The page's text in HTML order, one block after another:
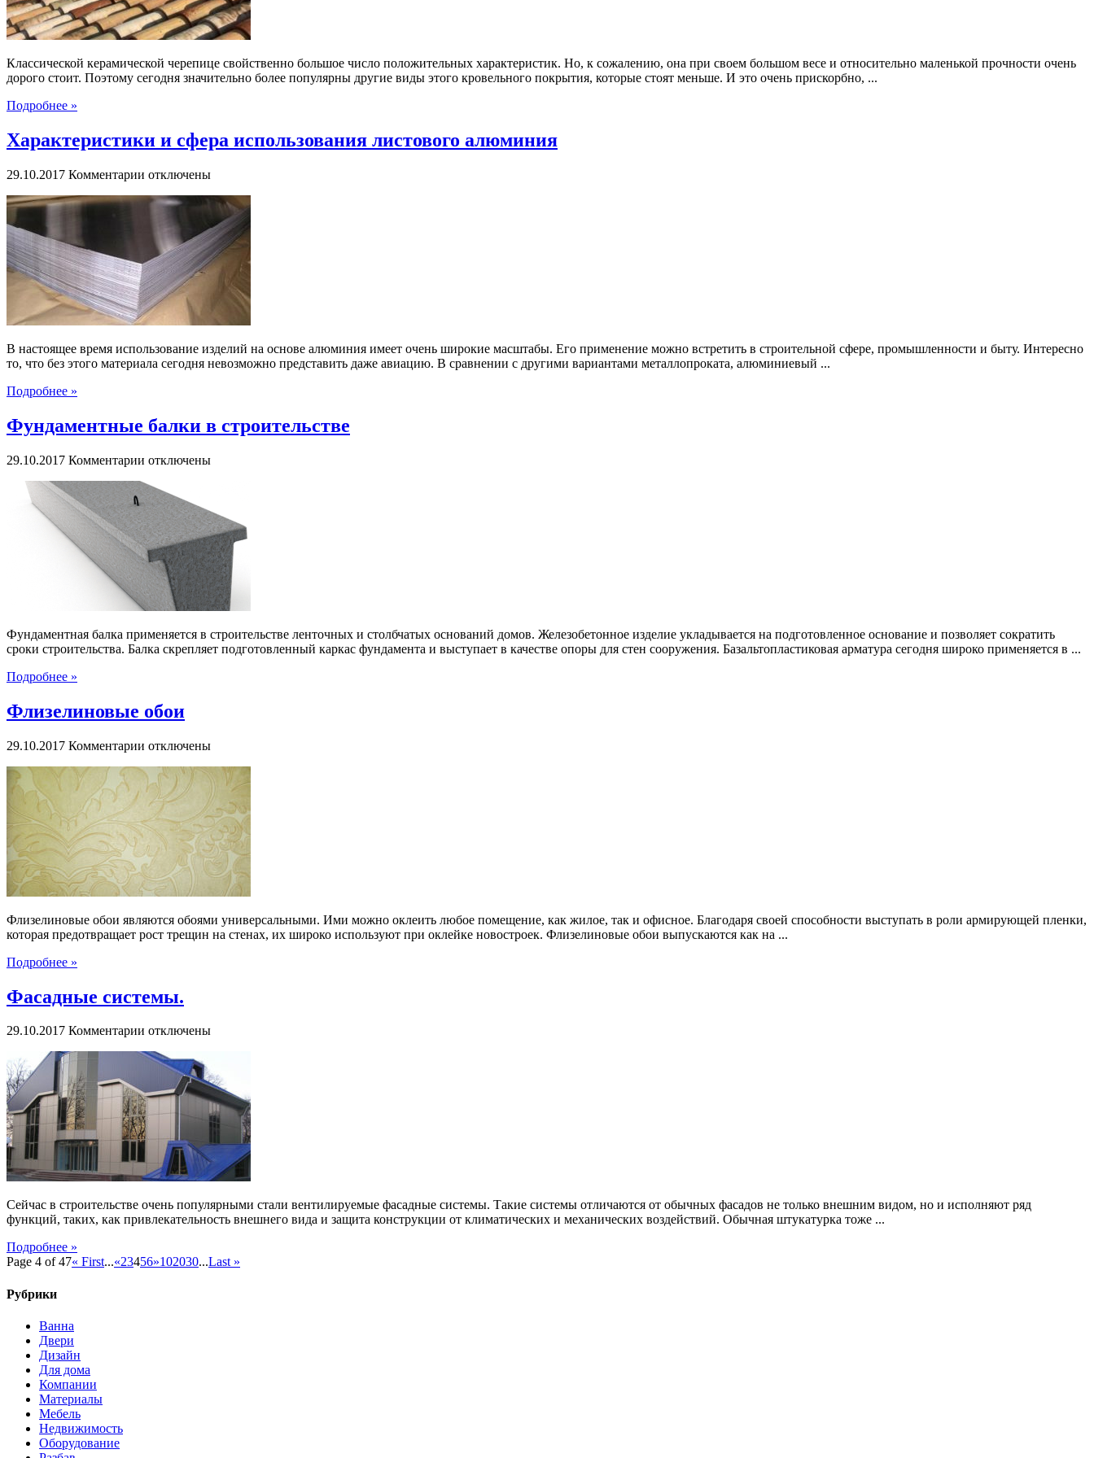
Классической керамической черепице свойственно большое число положительных характеристик. Но, к сожалению, она при своем большом весе и относительно маленькой прочности очень
дорого стоит. Поэтому сегодня значительно более популярны другие виды этого кровельного покрытия, которые стоят меньше. И это очень прискорбно, ...
Подробнее »
Характеристики и сфера использования листового алюминия
29.10.2017 Комментарии к
Характеристики
использования
листового
алюминия
отключены
В настоящее время использование изделий на основе алюминия имеет очень широкие масштабы. Его применение можно встретить в строительной сфере, промышленности и быту. Интересно
то, что без этого материала сегодня невозможно представить даже авиацию. В сравнении с другими вариантами металлопроката, алюминиевый ...
Подробнее »
Фундаментные балки в строительстве
29.10.2017 Комментарии к
Фундаментные
балки
в
строительстве
отключены
Фундаментная балка применяется в строительстве ленточных и столбчатых оснований домов. Железобетонное изделие укладывается на подготовленное основание и позволяет сократить
сроки строительства. Балка скрепляет подготовленный каркас фундамента и выступает в качестве опоры для стен сооружения. Базальтопластиковая арматура сегодня широко применяется в ...
Подробнее »
Флизелиновые обои
29.10.2017 Комментарии к
Флизелиновые
обои
отключены
Флизелиновые обои являются обоями универсальными. Ими можно оклеить любое помещение, как жилое, так и офисное. Благодаря своей способности выступать в роли армирующей пленки,
которая предотвращает рост трещин на стенах, их широко используют при оклейке новостроек. Флизелиновые обои выпускаются как на ...
Подробнее »
Фасадные системы.
29.10.2017 Комментарии к
Фасадные
системы.
отключены
Сейчас в строительстве очень популярными стали вентилируемые фасадные системы. Такие системы отличаются от обычных фасадов не только внешним видом, но и исполняют ряд
функций, таких, как привлекательность внешнего вида и защита конструкции от климатических и механических воздействий. Обычная штукатурка тоже ...
Подробнее »
Page 4 of 47« First...«23456»102030...Last »
Рубрики
Ванна
Двери
Дизайн
Для дома
Компании
Материалы
Мебель
Недвижимость
Оборудование